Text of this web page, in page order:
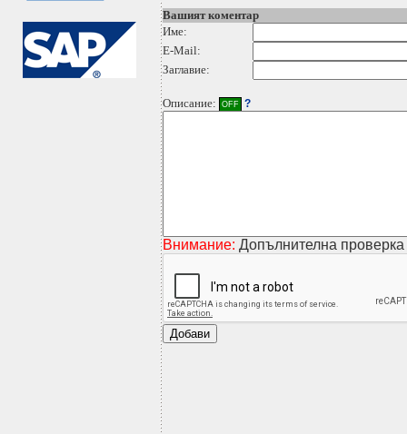
Вашият коментар
Име:
E-Mail:
Заглавие:
Описание: OFF ?
Внимание: Допълнителна проверка